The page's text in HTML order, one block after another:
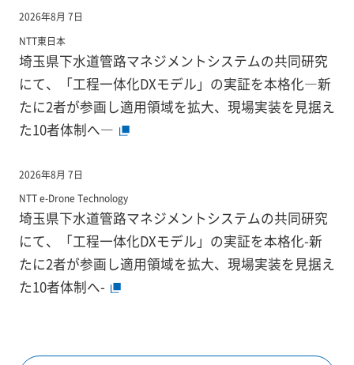
2026年8月 7日
NTT東日本
埼玉県下水道管路マネジメントシステムの共同研究
にて、「工程一体化DXモデル」の実証を本格化―新
たに2者が参画し適用領域を拡大、現場実装を見据え
た10者体制へ―
2026年8月 7日
NTT e-Drone Technology
埼玉県下水道管路マネジメントシステムの共同研究
にて、「工程一体化DXモデル」の実証を本格化-新
たに2者が参画し適用領域を拡大、現場実装を見据え
た10者体制へ-